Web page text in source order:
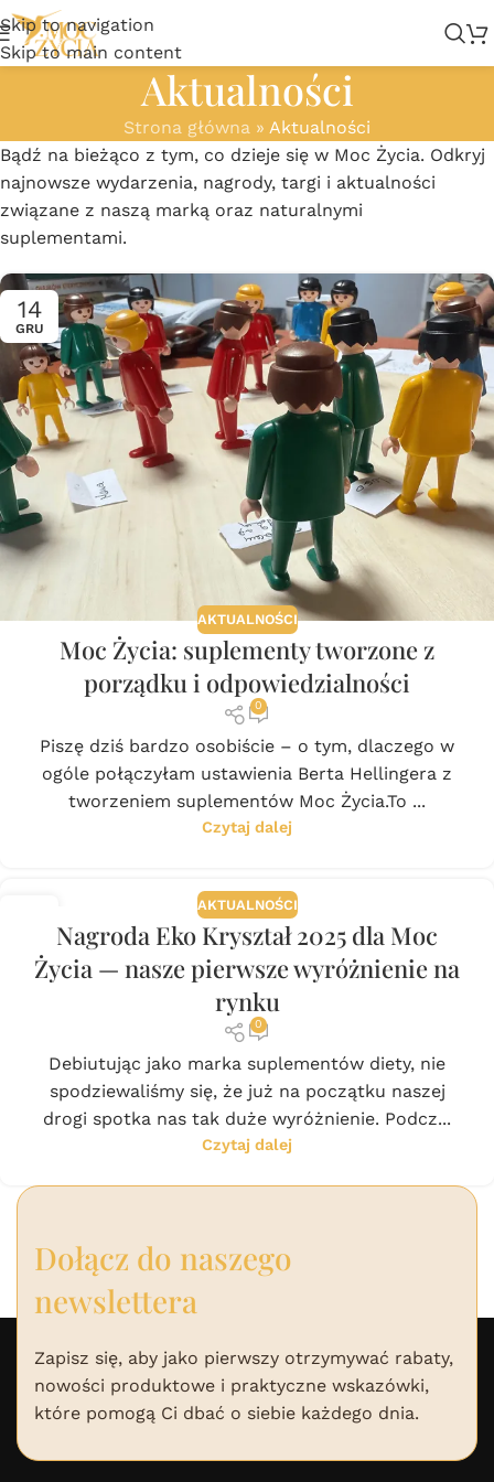
Skip to navigation
Skip to main content
Aktualności
Strona główna » Aktualności
Bądź na bieżąco z tym, co dzieje się w Moc Życia. Odkryj
najnowsze wydarzenia, nagrody, targi i aktualności
związane z naszą marką oraz naturalnymi
suplementami.
14
GRU
AKTUALNOŚCI
Moc Życia: suplementy tworzone z
porządku i odpowiedzialności
0
Piszę dziś bardzo osobiście – o tym, dlaczego w
ogóle połączyłam ustawienia Berta Hellingera z
tworzeniem suplementów Moc Życia.To ...
Czytaj dalej
AKTUALNOŚCI
Nagroda Eko Kryształ 2025 dla Moc
Życia — nasze pierwsze wyróżnienie na
rynku
0
Debiutując jako marka suplementów diety, nie
spodziewaliśmy się, że już na początku naszej
drogi spotka nas tak duże wyróżnienie. Podcz...
Czytaj dalej
Dołącz do naszego
newslettera
Zapisz się, aby jako pierwszy otrzymywać rabaty,
nowości produktowe i praktyczne wskazówki,
które pomogą Ci dbać o siebie każdego dnia.